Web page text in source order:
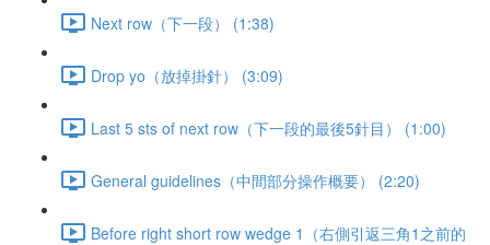
Next row（下一段） (1:38)
Drop yo（放掉掛針） (3:09)
Last 5 sts of next row（下一段的最後5針目） (1:00)
General guidelines（中間部分操作概要） (2:20)
Before right short row wedge 1（右側引返三角1之前的